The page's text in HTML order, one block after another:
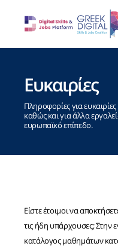
Ευκαιρίες
Πληροφορίες για
καθώς και για άλλα
ευρωπαϊκό επίπεδο.
Είστε έτοιμοι να
τις ήδη υπάρχουσες; Στην
κατάλογος μαθημάτων